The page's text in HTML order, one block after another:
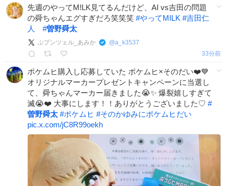
先週のやってM!LK見てるんだけど、AI vs吉田の問題
の舜ちゃんエグすぎだろ笑笑笑 #やってMILK #吉田仁
人
#曽野舜太
ぷプンツェル_あみか @a_k3537
33分前
ポケムヒ購入し応募していた ポケムヒ×そのだい❤️💙
オリジナルマーカープレゼントキャンペーンに当選し
て、舜ちゃんマーカー届きました😭✨ 爆裂嬉しすぎて
滅😭❤️ 大事にします！！ありがとうございました♡ #
曽野舜太 #ポケムヒ #そのかゆみにポケムヒだい
pic.x.com/jC8R99oekh